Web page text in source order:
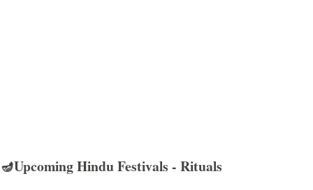
🪔Upcoming Hindu Festivals - Rituals